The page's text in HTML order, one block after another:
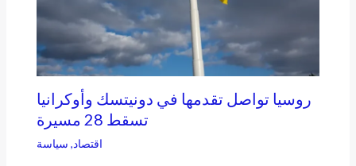
روسيا تواصل تقدمها في دونيتسك وأوكرانيا
تسقط 28 مسيرة
اقتصاد, سياسة